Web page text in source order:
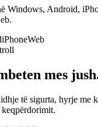
Windows, Android,
iPhoneWeb
mes
të sigurta, hyrje me